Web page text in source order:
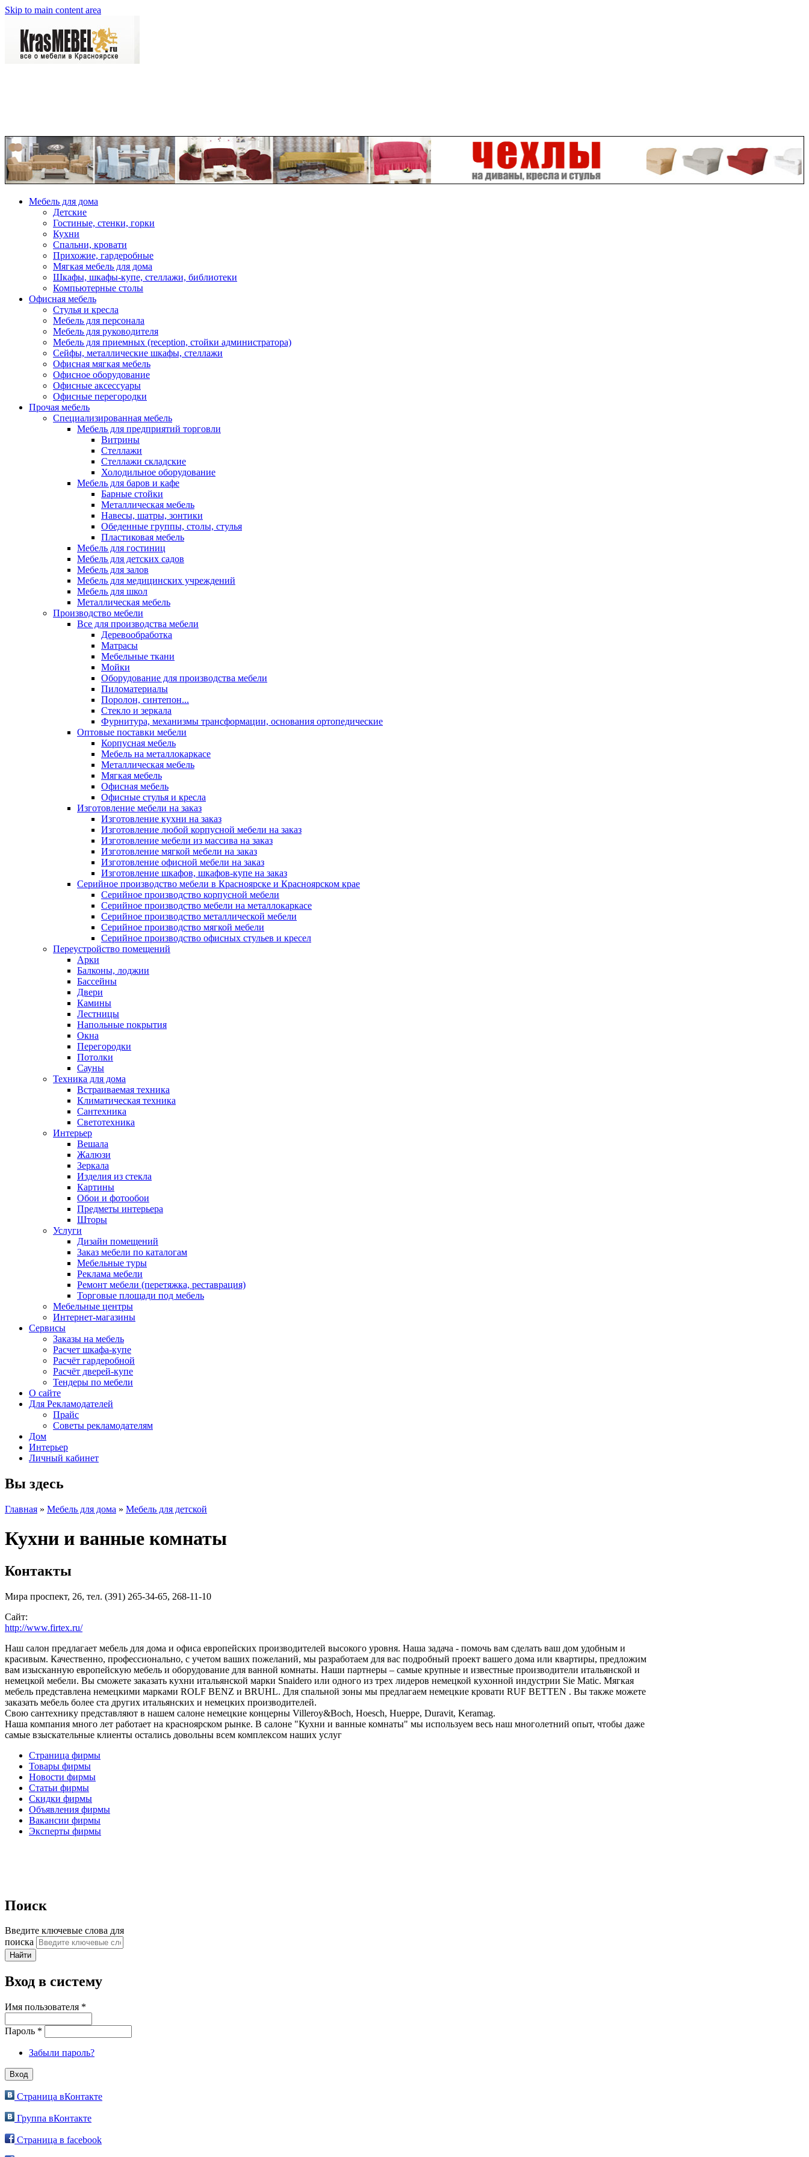
Skip to main content area
Мебель для дома
Детские
Гостиные, стенки, горки
Кухни
Спальни, кровати
Прихожие, гардеробные
Мягкая мебель для дома
Шкафы, шкафы-купе, стеллажи, библиотеки
Компьютерные столы
Офисная мебель
Стулья и кресла
Мебель для персонала
Мебель для руководителя
Мебель для приемных (reception, стойки администратора)
Сейфы, металлические шкафы, стеллажи
Офисная мягкая мебель
Офисное оборудование
Офисные аксессуары
Офисные перегородки
Прочая мебель
Специализированная мебель
Мебель для предприятий торговли
Витрины
Стеллажи
Стеллажи складские
Холодильное оборудование
Мебель для баров и кафе
Барные стойки
Металлическая мебель
Навесы, шатры, зонтики
Обеденные группы, столы, стулья
Пластиковая мебель
Мебель для гостиниц
Мебель для детских садов
Мебель для залов
Мебель для медицинских учреждений
Мебель для школ
Металлическая мебель
Производство мебели
Все для производства мебели
Деревообработка
Матрасы
Мебельные ткани
Мойки
Оборудование для производства мебели
Пиломатериалы
Поролон, синтепон...
Стекло и зеркала
Фурнитура, механизмы трансформации, основания ортопедические
Оптовые поставки мебели
Корпусная мебель
Мебель на металлокаркасе
Металлическая мебель
Мягкая мебель
Офисная мебель
Офисные стулья и кресла
Изготовление мебели на заказ
Изготовление кухни на заказ
Изготовление любой корпусной мебели на заказ
Изготовление мебели из массива на заказ
Изготовление мягкой мебели на заказ
Изготовление офисной мебели на заказ
Изготовление шкафов, шкафов-купе на заказ
Серийное производство мебели в Красноярске и Красноярском крае
Серийное производство корпусной мебели
Серийное производство мебели на металлокаркасе
Серийное производство металлической мебели
Серийное производство мягкой мебели
Серийное производство офисных стульев и кресел
Переустройство помещений
Арки
Балконы, лоджии
Бассейны
Двери
Камины
Лестницы
Напольные покрытия
Окна
Перегородки
Потолки
Сауны
Техника для дома
Встраиваемая техника
Климатическая техника
Сантехника
Светотехника
Интерьер
Вешала
Жалюзи
Зеркала
Изделия из стекла
Картины
Обои и фотообои
Предметы интерьера
Шторы
Услуги
Дизайн помещений
Заказ мебели по каталогам
Мебельные туры
Реклама мебели
Ремонт мебели (перетяжка, реставрация)
Торговые площади под мебель
Мебельные центры
Интернет-магазины
Сервисы
Заказы на мебель
Расчет шкафа-купе
Расчёт гардеробной
Расчёт дверей-купе
Тендеры по мебели
О сайте
Для Рекламодателей
Прайс
Советы рекламодателям
Дом
Интерьер
Личный кабинет
Вы здесь
Главная » Мебель для дома » Мебель для детской
Кухни и ванные комнаты
Контакты
Мира проспект, 26, тел. (391) 265-34-65, 268-11-10
Сайт:
http://www.firtex.ru/
Наш салон предлагает мебель для дома и офиса европейских производителей высокого уровня. Наша задача - помочь вам сделать ваш дом удобным и
красивым. Качественно, профессионально, с учетом ваших пожеланий, мы разработаем для вас подробный проект вашего дома или квартиры, предложим
вам изысканную европейскую мебель и оборудование для ванной комнаты. Наши партнеры – самые крупные и известные производители итальянской и
немецкой мебели. Вы сможете заказать кухни итальянской марки Snaidero или одного из трех лидеров немецкой кухонной индустрии Sie Matic. Мягкая
мебель представлена немецкими марками ROLF BENZ и BRUHL. Для спальной зоны мы предлагаем немецкие кровати RUF BETTEN . Вы также можете
заказать мебель более ста других итальянских и немецких производителей.
Свою сантехнику представляют в нашем салоне немецкие концерны Villeroy&Boch, Hoesch, Hueppe, Duravit, Keramag.
Наша компания много лет работает на красноярском рынке. В салоне "Кухни и ванные комнаты" мы используем весь наш многолетний опыт, чтобы даже
самые взыскательные клиенты остались довольны всем комплексом наших услуг
Страница фирмы
Товары фирмы
Новости фирмы
Статьи фирмы
Скидки фирмы
Объявления фирмы
Вакансии фирмы
Эксперты фирмы
Поиск
Введите ключевые слова для
поиска
Вход в систему
Имя пользователя *
Пароль *
Забыли пароль?
Страница вКонтакте
Группа вКонтакте
Страница в facebook